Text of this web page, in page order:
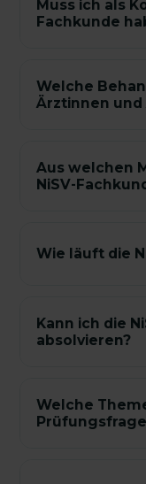
Muss ich als
Fachkunde
Welche
Ärztinnen
Aus welchen
NiSV-
Wie läuft die
Kann ich die
absolvieren?
Welche